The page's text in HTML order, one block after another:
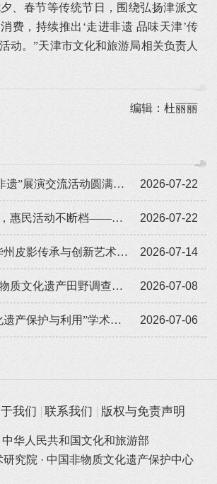
、春节等传统节日，围绕弘扬津派文
费，持续推出‘走进非遗 品味天津’传
动。”天津市文化和旅游局相关负责人
编辑：杜丽丽
2026-07-22
“鲁疆同心 共赏非遗”展演交流活动圆满闭幕
2026-07-22
延时开放不打烊，惠民活动不断档——广东省非遗馆暑期人气旺
2026-07-14
“镂光刻影——华州皮影传承与创新艺术展览”全国巡展走进遵义
2026-07-08
云南省2026年非物质文化遗产田野调查培训班举办
2026-07-06
第六届“广东文化遗产保护与利用”学术座谈会在穗举办
我们 联系我们 版权与免责声明
中华人民共和国文化和旅游部
究院 · 中国非物质文化遗产保护中心